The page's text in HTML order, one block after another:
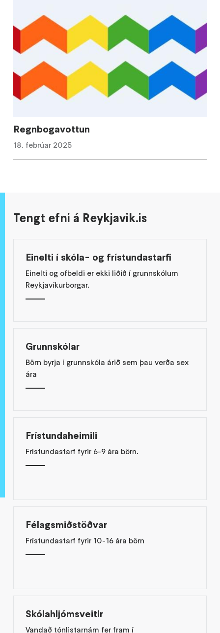
Regnbogavottun
18. febrúar 2025
Tengt efni á Reykjavik.is
Einelti í skóla- og frístundastarfi
Einelti og ofbeldi er ekki liðið í grunnskólum
Reykjavíkurborgar.
Grunnskólar
Börn byrja í grunnskóla árið sem þau verða sex
ára
Frístundaheimili
Frístundastarf fyrir 6-9 ára börn.
Félagsmiðstöðvar
Frístundastarf fyrir 10-16 ára börn
Skólahljómsveitir
Vandað tónlistarnám fer fram í